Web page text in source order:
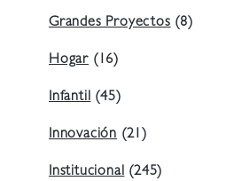
Grandes Proyectos(8)
Hogar (16)
Infantil(45)
Innovación (21)
Institucional(245)